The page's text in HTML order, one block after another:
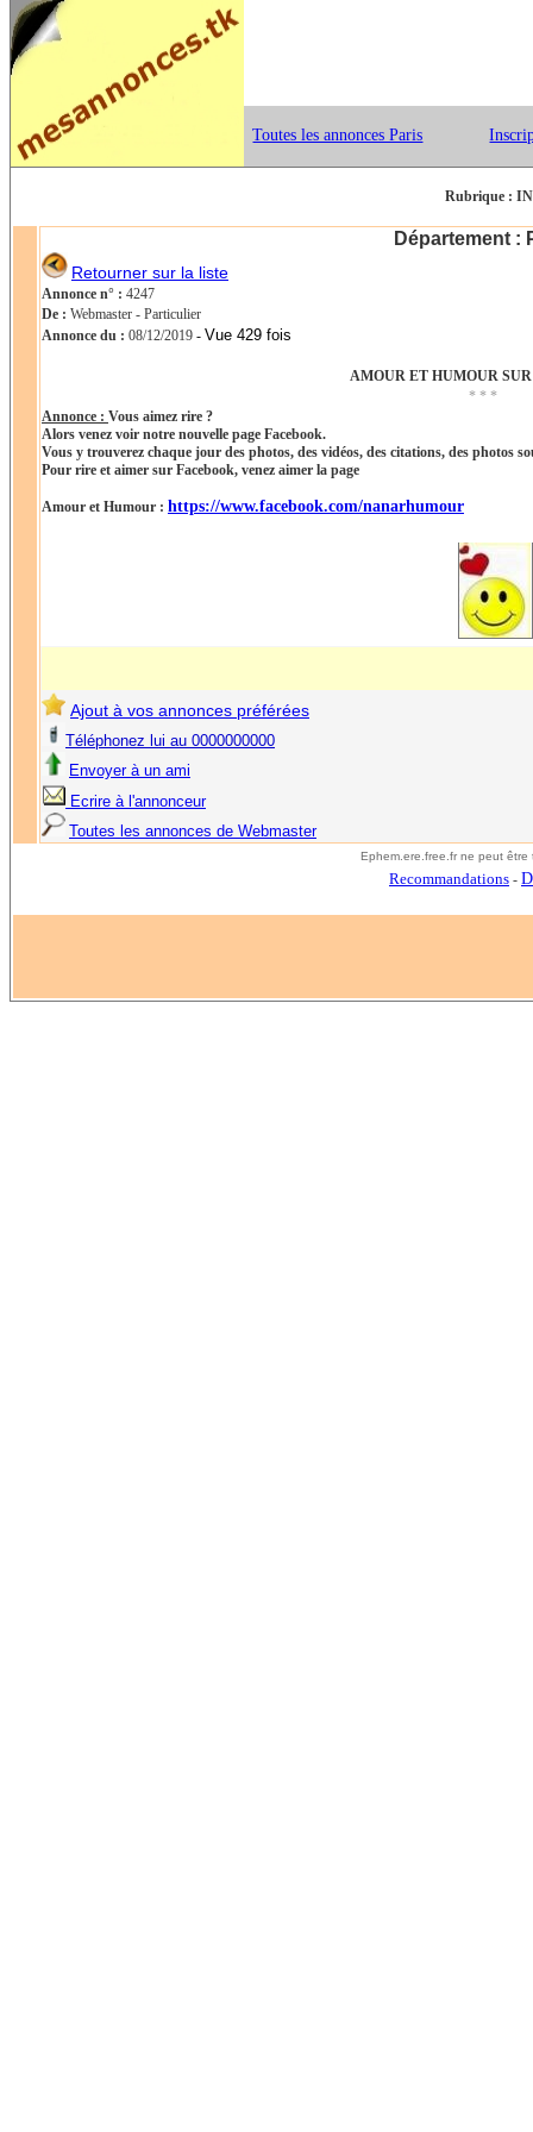
Toutes les annonces Paris
Rubrique :
Département :
Retourner sur la liste
Annonce n° : 4247
De : Webmaster - Particulier
Annonce du : 08/12/2019 - Vue 429 fois
AMOUR ET HUMOUR
* * *
Annonce : Vous aimez rire ?
Alors venez voir notre nouvelle page Facebook.
Vous y trouverez chaque jour des photos, des vidéos, des citations, des photos
Pour rire et aimer sur Facebook, venez aimer la page
Amour et Humour : https://www.facebook.com/nanarhumour
Ajout à vos annonces préférées
Téléphonez lui au 0000000000
Envoyer à un ami
Ecrire à l'annonceur
Toutes les annonces de Webmaster
Ephem.ere.free.fr ne peut
Recommandations -